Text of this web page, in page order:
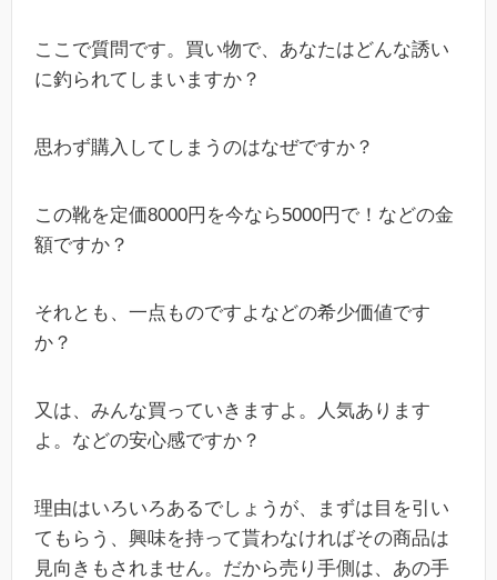
ここで質問です。買い物で、あなたはどんな誘い
に釣られてしまいますか？
思わず購入してしまうのはなぜですか？
この靴を定価8000円を今なら5000円で！などの金
額ですか？
それとも、一点ものですよなどの希少価値です
か？
又は、みんな買っていきますよ。人気あります
よ。などの安心感ですか？
理由はいろいろあるでしょうが、まずは目を引い
てもらう、興味を持って貰わなければその商品は
見向きもされません。だから売り手側は、あの手